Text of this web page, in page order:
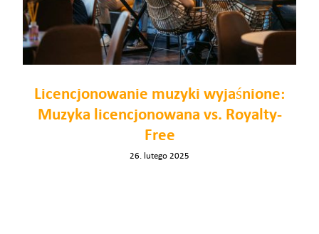
Wsparcie
Zaloguj się
PL
Licencjonowanie muzyki wyjaśnione:
Muzyka licencjonowana vs. Royalty-
Free
26. lutego 2025